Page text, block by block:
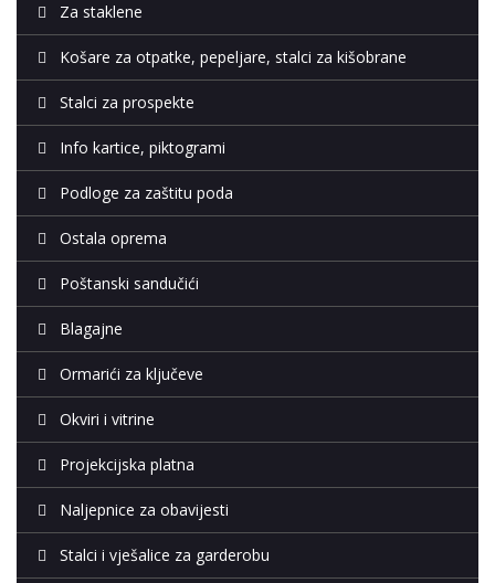
Za staklene
Košare za otpatke, pepeljare, stalci za kišobrane
Stalci za prospekte
Info kartice, piktogrami
Podloge za zaštitu poda
Ostala oprema
Poštanski sandučići
Blagajne
Ormarići za ključeve
Okviri i vitrine
Projekcijska platna
Naljepnice za obavijesti
Stalci i vješalice za garderobu